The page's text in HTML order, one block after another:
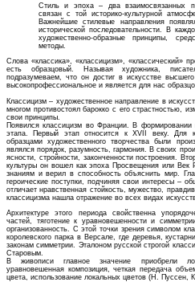
Стиль и эпоха – два взаимосвязанных
связан с той историко-культурной
Важнейшие стилевые направления
исторической последовательности. В
художественно-образные принципы,
методы.
Слова «классика», «классицизм», «классический»
есть образцовый. Называя художника,
подразумеваем, что он достиг в искусстве
высокопрофессиональное и является для нас
Классицизм – художественное направление в
многом противостоял барокко с его страстностью,
свои принципы.
Появился классицизм во Франции. В формировании
этапа. Первый этап относится к XVII веку. Для
образцами художественного творчества были
являлся порядок, разумность, гармония. В своих
ясности, стройности, законченности построения.
культуры он вошел как эпоха Просвещения или Век
знаниям и верил в способность объяснить мир.
героические поступки, подчиняя свои интересы –
отличает нравственная стойкость, мужество,
классицизма нашла отражение во всех видах
Архитектуре этого периода свойственна
частей, тяготение к уравновешенности и
организованность. С этой точки зрения символом
королевского парка в Версале, где деревья,
законам симметрии. Эталоном русской строгой
Старовым.
В живописи главное значение приобрели
уравновешенная композиция, четкая передача
цвета, использование локальных цветов (Н. Пуссен,